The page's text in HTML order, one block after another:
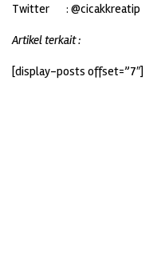
Twitter : @cicakkreatip
Artikel terkait :
[display-posts offset=”7″]